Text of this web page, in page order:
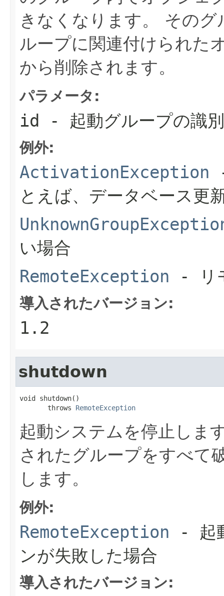
きなくなります。
そのグ
ループに関連付けられた
から削除されます。
パラメータ:
id - 起動グループの識
例外:
ActivationException
とえば、データベース更
い場合
RemoteException - リ
導入されたバージョン:
1.2
shutdown
void shutdown()
       throws
RemoteException
起動システムを停止しま
されたグループをすべて
します。
例外:
RemoteException - 起
ンが失敗した場合
導入されたバージョン: